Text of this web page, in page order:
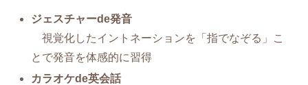
ジェスチャーde発音
視覚化したイントネーションを「指でなぞる」こ
とで発音を体感的に習得
カラオケde英会話